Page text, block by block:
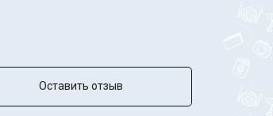
Оставить отзыв